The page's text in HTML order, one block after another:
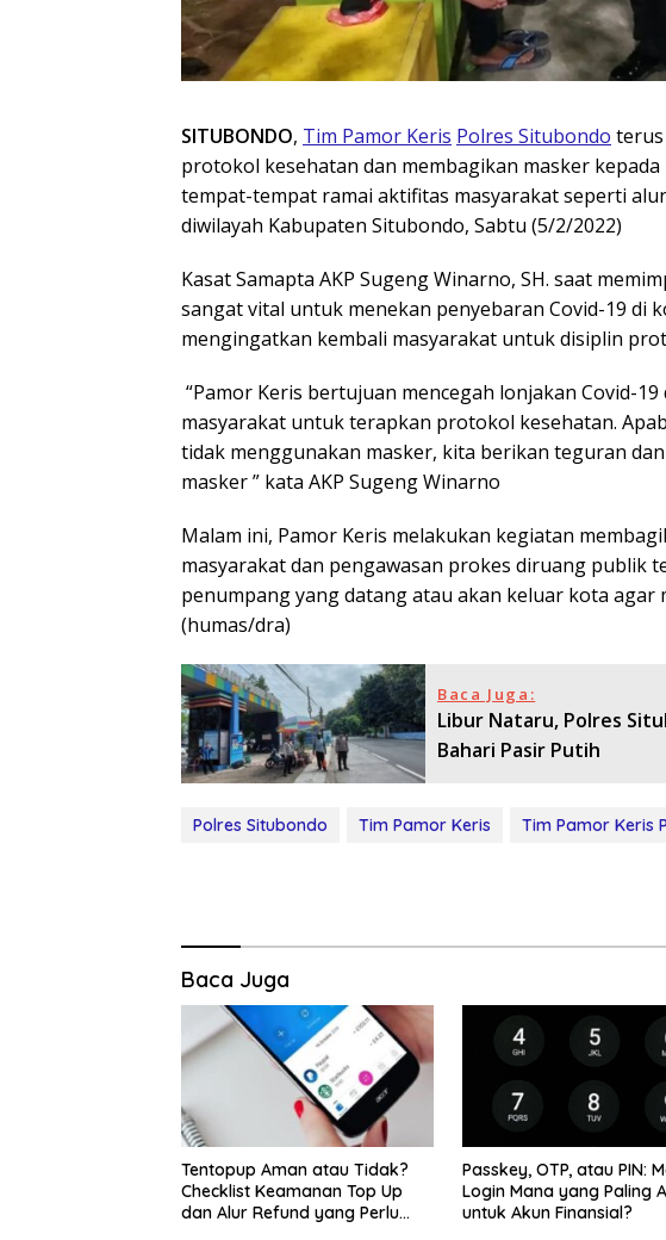
SITUBONDO, Tim Pamor Keris Polres Situbondo
protokol kesehatan dan membagikan masker kepada
tempat-tempat ramai aktifitas masyarakat seperti
diwilayah Kabupaten Situbondo, Sabtu (5/2/2022)
Kasat Samapta AKP Sugeng Winarno, SH. saat
sangat vital untuk menekan penyebaran Covid-19 di
mengingatkan kembali masyarakat untuk disiplin
“Pamor Keris bertujuan mencegah lonjakan Covid-
masyarakat untuk terapkan protokol kesehatan.
tidak menggunakan masker, kita berikan teguran
masker ” kata AKP Sugeng Winarno
Malam ini, Pamor Keris melakukan kegiatan
masyarakat dan pengawasan prokes diruang publik
penumpang yang datang atau akan keluar kota agar
(humas/dra)
Baca Juga:
Libur Nataru, Polres
Bahari Pasir Putih
Polres Situbondo Tim Pamor Keris Tim Pamor Keris
Baca Juga
Tentopup Aman atau Tidak?
Checklist Keamanan Top Up
dan Alur Refund yang Perlu
Passkey, OTP, atau PIN:
Login Mana yang Paling
untuk Akun Finansial?